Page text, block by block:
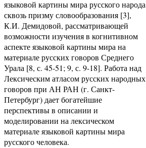
языковой картины мира русского народа
сквозь призму словообразования [3],
К.И. Демидовой, рассматривающей
возможности изучения в когнитивном
аспекте языковой картины мира на
материале русских говоров Среднего
Урала [8, с. 45-51; 9, с. 9-18]. Работа над
Лексическим атласом русских народных
говоров при АН РАН (г. Санкт-
Петербург) дает богатейшие
перспективы в описании и
моделировании на лексическом
материале языковой картины мира
русского человека.